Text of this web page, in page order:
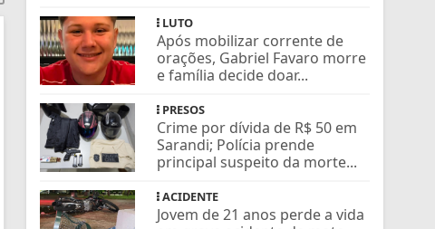
LUTO
Após mobilizar corrente de
orações, Gabriel Favaro morre
e família decide doar...
PRESOS
Crime por dívida de R$ 50 em
Sarandi; Polícia prende
principal suspeito da morte...
ACIDENTE
Jovem de 21 anos perde a vida